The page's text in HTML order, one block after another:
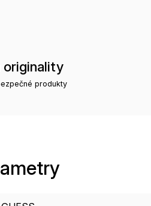
originality
produkty